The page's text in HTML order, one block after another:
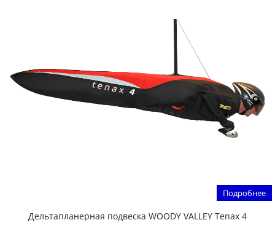
Подробнее
Дельтапланерная подвеска WOODY VALLEY Tenax 4